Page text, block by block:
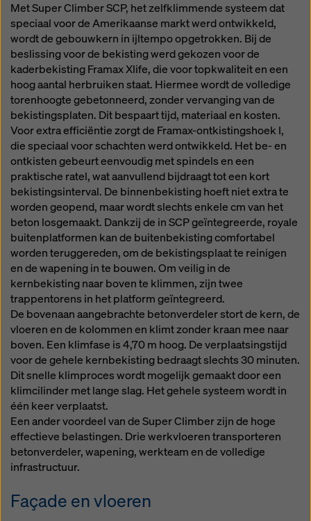
Met Super Climber SCP, het zelfklimmende systeem dat
speciaal voor de Amerikaanse markt werd ontwikkeld,
wordt de gebouwkern in ijltempo opgetrokken. Bij de
beslissing voor de bekisting werd gekozen voor de
kaderbekisting Framax Xlife, die voor topkwaliteit en een
hoog aantal herbruiken staat. Hiermee wordt de volledige
torenhoogte gebetonneerd, zonder vervanging van de
bekistingsplaten. Dit bespaart tijd, materiaal en kosten.
Voor extra efficiëntie zorgt de Framax-ontkistingshoek I,
die speciaal voor schachten werd ontwikkeld. Het be- en
ontkisten gebeurt eenvoudig met spindels en een
praktische ratel, wat aanvullend bijdraagt tot een kort
bekistingsinterval. De binnenbekisting hoeft niet extra te
worden geopend, maar wordt slechts enkele cm van het
beton losgemaakt. Dankzij de in SCP geïntegreerde, royale
buitenplatformen kan de buitenbekisting comfortabel
worden teruggereden, om de bekistingsplaat te reinigen
en de wapening in te bouwen. Om veilig in de
kernbekisting naar boven te klimmen, zijn twee
trappentorens in het platform geïntegreerd.
De bovenaan aangebrachte betonverdeler stort de kern, de
vloeren en de kolommen en klimt zonder kraan mee naar
boven. Een klimfase is 4,70 m hoog. De verplaatsingstijd
voor de gehele kernbekisting bedraagt slechts 30 minuten.
Dit snelle klimproces wordt mogelijk gemaakt door een
klimcilinder met lange slag. Het gehele systeem wordt in
één keer verplaatst.
Een ander voordeel van de Super Climber zijn de hoge
effectieve belastingen. Drie werkvloeren transporteren
betonverdeler, wapening, werkteam en de volledige
infrastructuur.
Façade en vloeren